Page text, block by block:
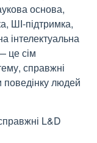
основа,
ШІ-підтримка,
інтелектуальна
це сім
справжні
поведінку людей
L&D